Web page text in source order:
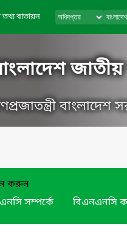
বাতায়ন
জাতীয়
বাংলাদেশ
করুন
সম্পর্কে
বিএনএনসি